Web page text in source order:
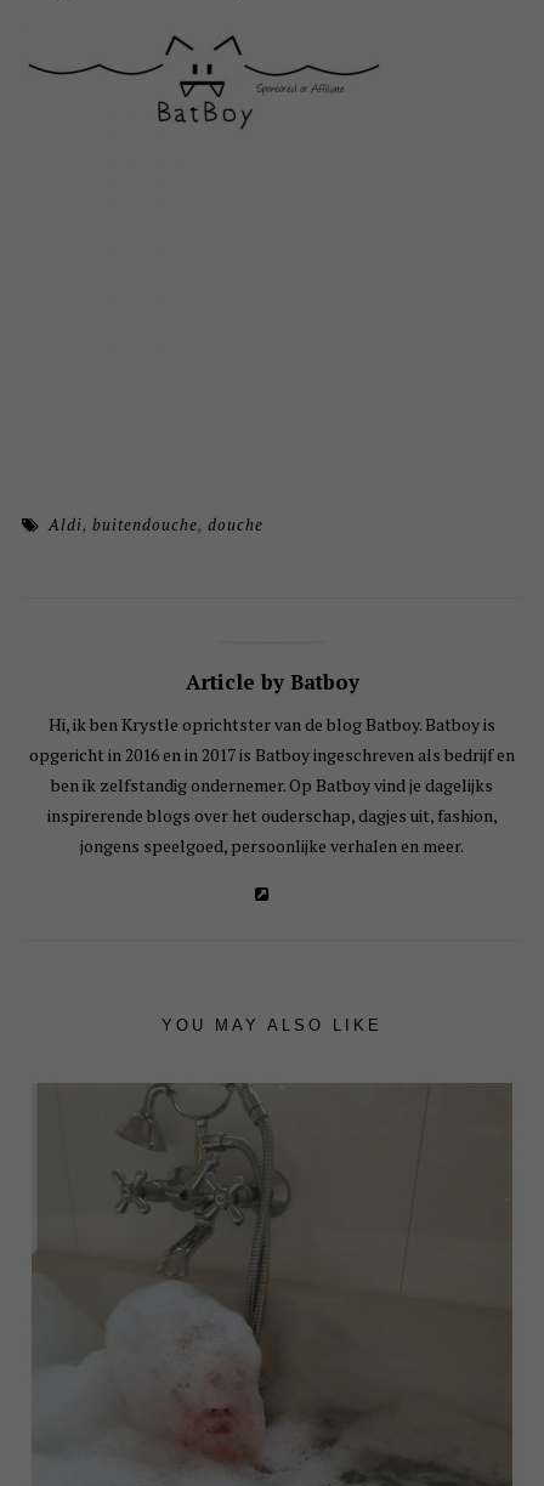
Aldi,buitendouche,douche
Article by Batboy
Hi, ik ben Krystle oprichtster van de blog Batboy. Batboy is
opgericht in 2016 en in 2017 is Batboy ingeschreven als bedrijf en
ben ik zelfstandig ondernemer. Op Batboy vind je dagelijks
inspirerende blogs over het ouderschap, dagjes uit, fashion,
jongens speelgoed, persoonlijke verhalen en meer.
YOU MAY ALSO LIKE